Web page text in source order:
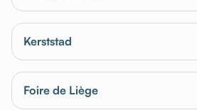
Kerststad
Foire de Liège